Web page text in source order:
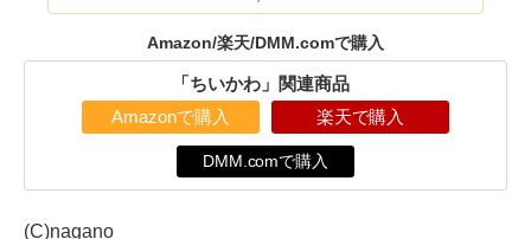
Amazon/楽天/DMM.comで購入
「ちいかわ」関連商品
Amazonで購入 楽天で購入
DMM.comで購入
(C)nagano